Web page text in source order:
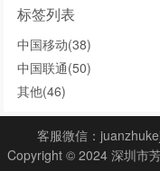
标签列表
中国移动(38)
中国联通(50)
其他(46)
客服微信：
Copyright © 2024 深圳市